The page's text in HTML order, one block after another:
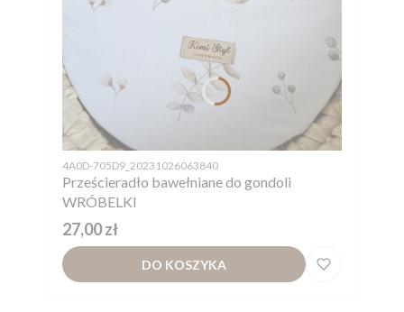
Kod produktu
4A0D-705D9_20231026063840
Prześcieradło bawełniane do gondoli
WRÓBELKI
Cena
27,00 zł
DO KOSZYKA